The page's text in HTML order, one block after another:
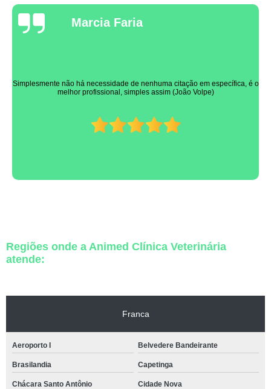
Marcia Faria
Simplesmente não há necessidade de nenhuma citação em específica, é o
melhor profissional, simples assim (João Volpe)
Regiões onde a Animed Clínica Veterinária
atende:
Franca
Aeroporto I Belvedere Bandeirante
Brasilandia Capetinga
Chácara Santo Antônio Cidade Nova